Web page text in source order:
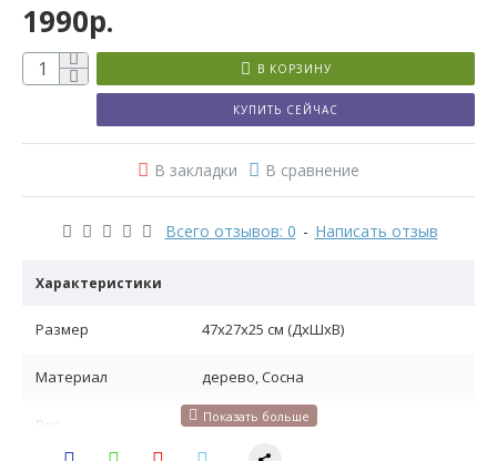
Всего отзывов: 0 - Написать отзыв
1990р.
В КОРЗИНУ
КУПИТЬ СЕЙЧАС
В закладки В сравнение
Характеристики
Размер 47х27х25 см (ДхШхВ)
Материал дерево, Сосна
Вес 2.4